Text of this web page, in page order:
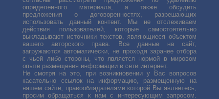
определенного материала, а также обсудить
предложения о договоренностях, разрешающих
использовать данный контент. Мы не отслеживаем
действия пользователей, которые самостоятельно
выкладывают источники текстов, являющиеся объектом
вашего авторского права. Все данные на сайт,
загружаются автоматически, не проходя заранее отбора
с чьей либо стороны, что является нормой в мировом
опыте размещения информации в сети интернет.
Не смотря на это, при возникновении у Вас вопросов
касательно ссылок на информацию, размещенную на
нашем сайте, правообладателями которой Вы являетесь,
просим обращаться к нам с интересующим запросом.